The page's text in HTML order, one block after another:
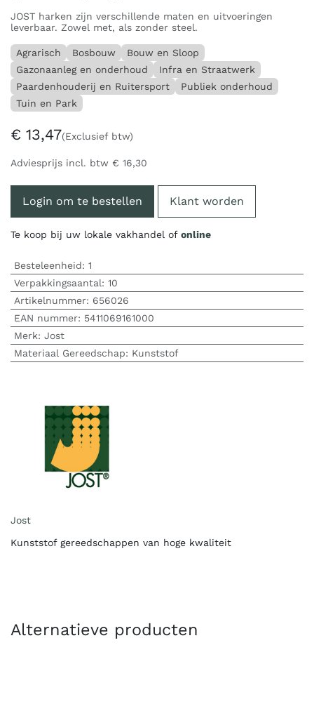
JOST harken zijn verschillende maten en uitvoeringen
leverbaar. Zowel met, als zonder steel.
Agrarisch Bosbouw
Bouw en Sloop
Gazonaanleg en onderhoud
Infra en Straatwerk
Paardenhouderij en Ruitersport
Publiek onderhoud
Tuin en Park
€ 13,47(Exclusief btw)
Adviesprijs incl. btw € 16,30
Login om te bestellen Klant worden
Te koop bij uw lokale vakhandel of online
Besteleenheid: 1
Verpakkingsaantal: 10
Artikelnummer: 656026
EAN nummer: 5411069161000
Merk: Jost
Materiaal Gereedschap: Kunststof
Jost
Kunststof gereedschappen van hoge kwaliteit
Alternatieve producten